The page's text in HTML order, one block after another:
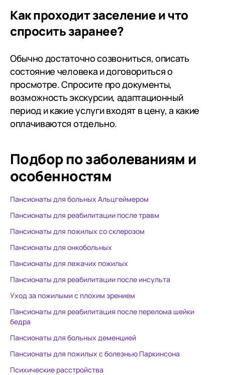
Как проходит заселение и что
спросить заранее?
Обычно достаточно созвониться, описать
состояние человека и договориться о
просмотре. Спросите про документы,
возможность экскурсии, адаптационный
период и какие услуги входят в цену, а какие
оплачиваются отдельно.
Подбор по заболеваниям и
особенностям
Пансионаты для больных Альцгеймером
Пансионаты для реабилитации после травм
Пансионаты для пожилых со склерозом
Пансионаты для онкобольных
Пансионаты для лежачих пожилых
Пансионаты для реабилитации после инсульта
Уход за пожилыми с плохим зрением
Пансионаты для реабилитация после перелома шейки
бедра
Пансионаты для больных деменцией
Пансионаты для пожилых с болезнью Паркинсона
Психические расстройства